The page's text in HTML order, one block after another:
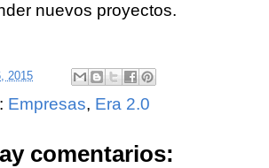
nuevos proyectos.
2015
Empresas, Era 2.0
comentarios: